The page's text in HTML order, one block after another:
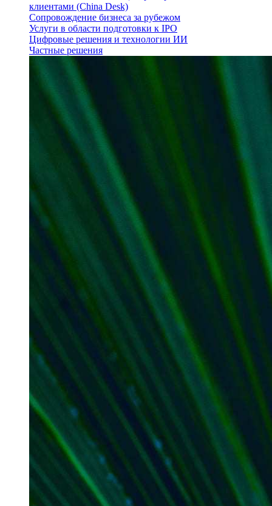
клиентами (China Desk)
Сопровождение бизнеса за рубежом
Услуги в области подготовки к IPO
Цифровые решения и технологии ИИ
Частные решения